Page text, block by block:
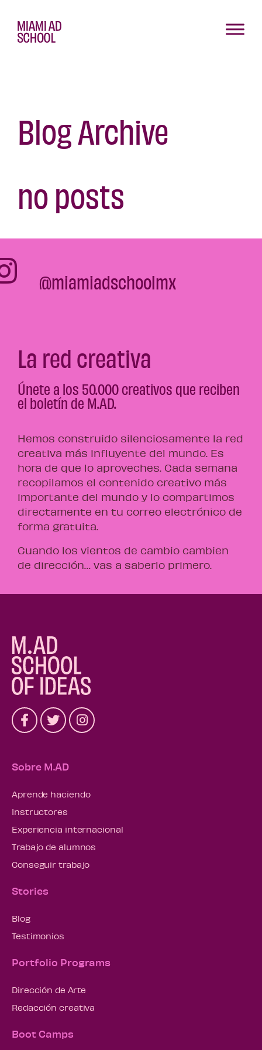
Blog Archive
no posts
@miamiadschoolmx
La red creativa
Únete a los 50.000 creativos que reciben
el boletín de M.AD.
Hemos construido silenciosamente la red
creativa más influyente del mundo. Es
hora de que lo aproveches. Cada semana
recopilamos el contenido creativo más
importante del mundo y lo compartimos
directamente en tu correo electrónico de
forma gratuita.
Cuando los vientos de cambio cambien
de dirección… vas a saberlo primero.
Sobre M.AD
Aprende haciendo
Instructores
Experiencia internacional
Trabajo de alumnos
Conseguir trabajo
Stories
Blog
Testimonios
Portfolio Programs
Dirección de Arte
Redacción creativa
Boot Camps